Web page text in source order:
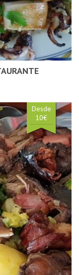
Desde
10€